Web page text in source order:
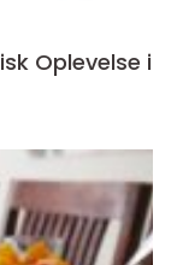
Oplevelse i